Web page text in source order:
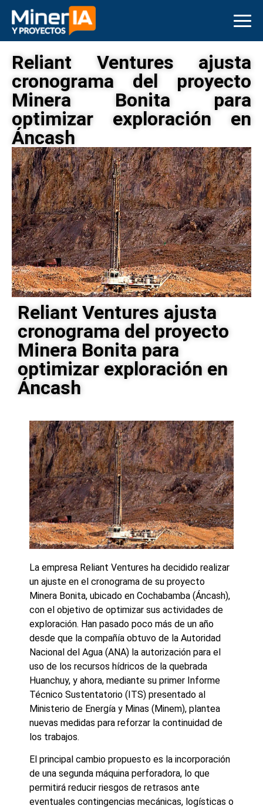
Reliant Ventures ajusta
cronograma del proyecto
Minera Bonita para
optimizar exploración en
Áncash
Reliant Ventures ajusta
cronograma del proyecto
Minera Bonita para
optimizar exploración en
Áncash
La empresa Reliant Ventures ha decidido realizar
un ajuste en el cronograma de su proyecto
Minera Bonita, ubicado en Cochabamba (Áncash),
con el objetivo de optimizar sus actividades de
exploración. Han pasado poco más de un año
desde que la compañía obtuvo de la Autoridad
Nacional del Agua (ANA) la autorización para el
uso de los recursos hídricos de la quebrada
Huanchuy, y ahora, mediante su primer Informe
Técnico Sustentatorio (ITS) presentado al
Ministerio de Energía y Minas (Minem), plantea
nuevas medidas para reforzar la continuidad de
los trabajos.
El principal cambio propuesto es la incorporación
de una segunda máquina perforadora, lo que
permitirá reducir riesgos de retrasos ante
eventuales contingencias mecánicas, logísticas o